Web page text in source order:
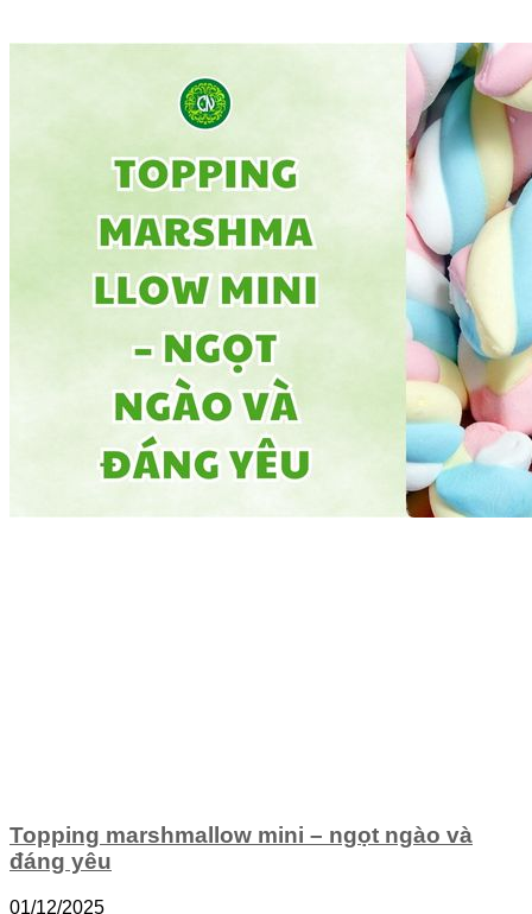
Topping marshmallow mini – ngọt ngào và
đáng yêu
01/12/2025